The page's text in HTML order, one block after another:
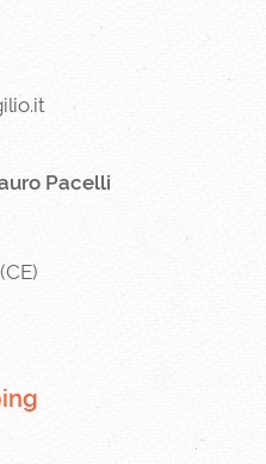
Pacelli